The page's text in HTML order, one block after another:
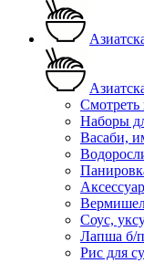
Смотреть
Наборы
Васаби,
Соус,
Лапша б/п
Рис для